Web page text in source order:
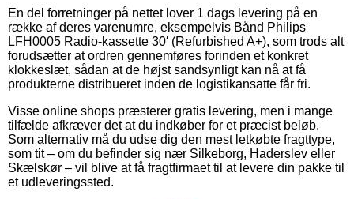
En del forretninger på nettet lover 1 dags levering på en
række af deres varenumre, eksempelvis Bånd Philips
LFH0005 Radio-kassette 30′ (Refurbished A+), som trods alt
forudsætter at ordren gennemføres forinden et konkret
klokkeslæt, sådan at de højst sandsynligt kan nå at få
produkterne distribueret inden de logistikansatte får fri.
Visse online shops præsterer gratis levering, men i mange
tilfælde afkræver det at du indkøber for et præcist beløb.
Som alternativ må du udse dig den mest letkøbte fragttype,
som tit – om du befinder sig nær Silkeborg, Haderslev eller
Skælskør – vil blive at få fragtfirmaet til at levere din pakke til
et udleveringssted.